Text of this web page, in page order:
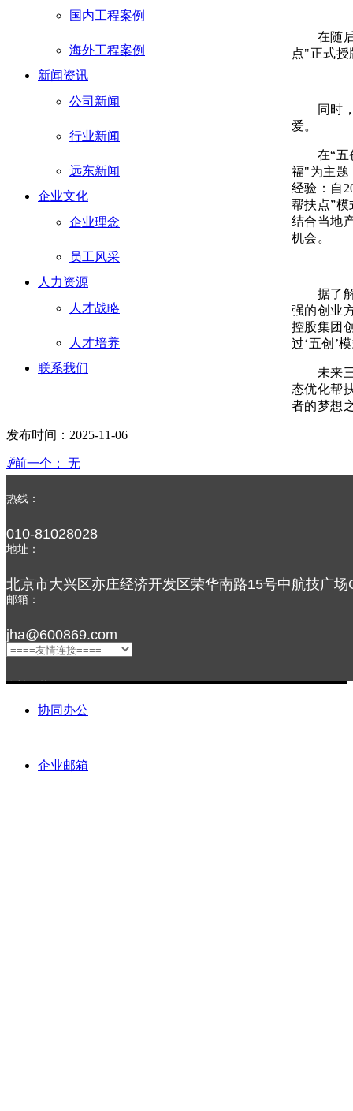
国内工程案例
海外工程案例
新闻资讯
公司新闻
行业新闻
远东新闻
企业文化
企业理念
员工风采
人力资源
人才战略
人才培养
联系我们
在随后
点"正式授
同时，
爱。
在“五创
福"为主题
经验：自
帮扶点”
结合当地
机会。
据了解
强的创业
控股集团
过‘五创’
未来三
态优化帮
者的梦想
发布时间： 2025-11-06
ꄴ前一个：
无
新闻资讯
——
ꂃ ꁹ
热线：
010-81028028
地址：
北京市大兴区亦庄经济开发区荣华南路15号中航技广场
邮箱：
jha@600869.com
友情链接：
协同办公
企业邮箱